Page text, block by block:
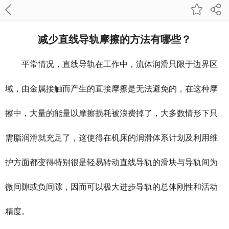
减少直线导轨摩擦的方法有哪些？
平常情况，直线导轨在工作中，流体润滑只限于边界区
域，由金属接触而产生的直接摩擦是无法避免的，在这种摩
擦中，大量的能量以摩擦损耗被浪费掉了，大多数情形下只
需脂润滑就充足了，这使得在机床的润滑体系计划及利用维
护方面都变得特别很是轻易转动直线导轨的滑块与导轨间为
微间隙或负间隙，因而可以极大进步导轨的总体刚性和活动
精度。